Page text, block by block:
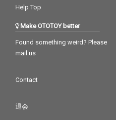
Help Top
Make OTOTOY better
Found something weird? Please
mail us
Contact
退会